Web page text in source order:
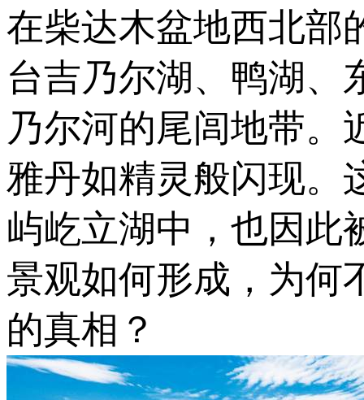
在柴达木盆地西北部
台吉乃尔湖、鸭湖、
乃尔河的尾闾地带。
雅丹如精灵般闪现。
屿屹立湖中，也因此
景观如何形成，为何
的真相？